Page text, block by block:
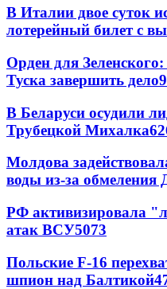
В Италии двое суток
лотерейный билет с
Орден для
Туска завершить дело
В Беларуси осудили
Трубецкой Михалка
Молдова
воды из-за обмеления
РФ активизировала
атак ВСУ5073
Польские F-16
шпион над Балтикой